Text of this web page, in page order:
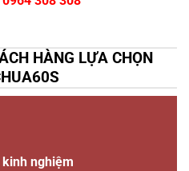
HÀNG LỰA CHỌN
nghiệm